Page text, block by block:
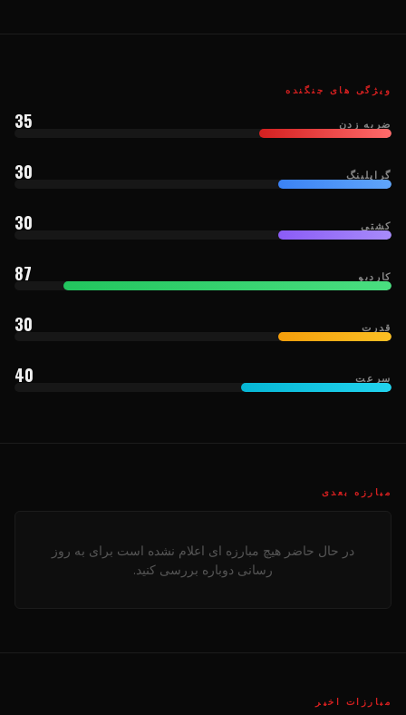
ویژگی های جنگنده
ضربه زدن 35
گراپلینگ 30
کشتی 30
کاردیو 87
قدرت 30
سرعت 40
مبارزه بعدی
در حال حاضر هیچ مبارزه ای اعلام نشده است برای به روز
رسانی دوباره بررسی کنید.
مبارزات اخیر